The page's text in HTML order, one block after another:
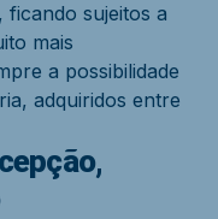
ficando sujeitos a
mais
a possibilidade
adquiridos entre